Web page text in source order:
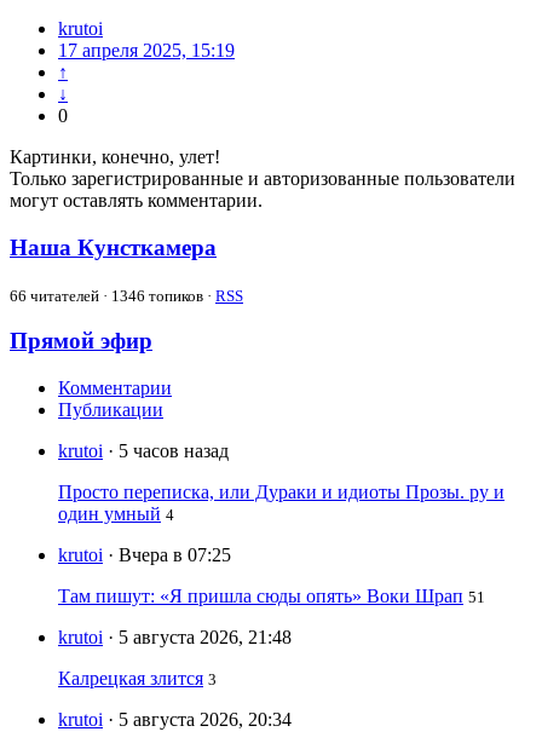
krutoi
17 апреля 2025, 15:19
↑
↓
0
Картинки, конечно, улет!
Только зарегистрированные и авторизованные пользователи
могут оставлять комментарии.
Наша Кунсткамера
66 читателей · 1346 топиков · RSS
Прямой эфир
Комментарии
Публикации
krutoi · 5 часов назад
Просто переписка, или Дураки и идиоты Прозы. ру и
один умный 4
krutoi · Вчера в 07:25
Там пишут: «Я пришла сюды опять» Воки Шрап 51
krutoi · 5 августа 2026, 21:48
Калрецкая злится 3
krutoi · 5 августа 2026, 20:34